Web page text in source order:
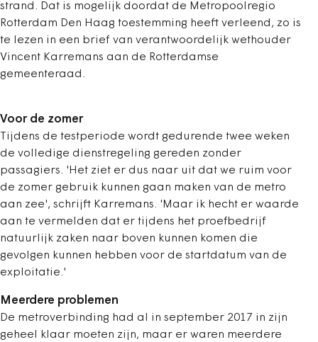
strand. Dat is mogelijk doordat de Metropoolregio
Rotterdam Den Haag toestemming heeft verleend, zo is
te lezen in een brief van verantwoordelijk wethouder
Vincent Karremans aan de Rotterdamse
gemeenteraad.
Voor de zomer
Tijdens de testperiode wordt gedurende twee weken
de volledige dienstregeling gereden zonder
passagiers. 'Het ziet er dus naar uit dat we ruim voor
de zomer gebruik kunnen gaan maken van de metro
aan zee', schrijft Karremans. 'Maar ik hecht er waarde
aan te vermelden dat er tijdens het proefbedrijf
natuurlijk zaken naar boven kunnen komen die
gevolgen kunnen hebben voor de startdatum van de
exploitatie.'
Meerdere problemen
De metroverbinding had al in september 2017 in zijn
geheel klaar moeten zijn, maar er waren meerdere